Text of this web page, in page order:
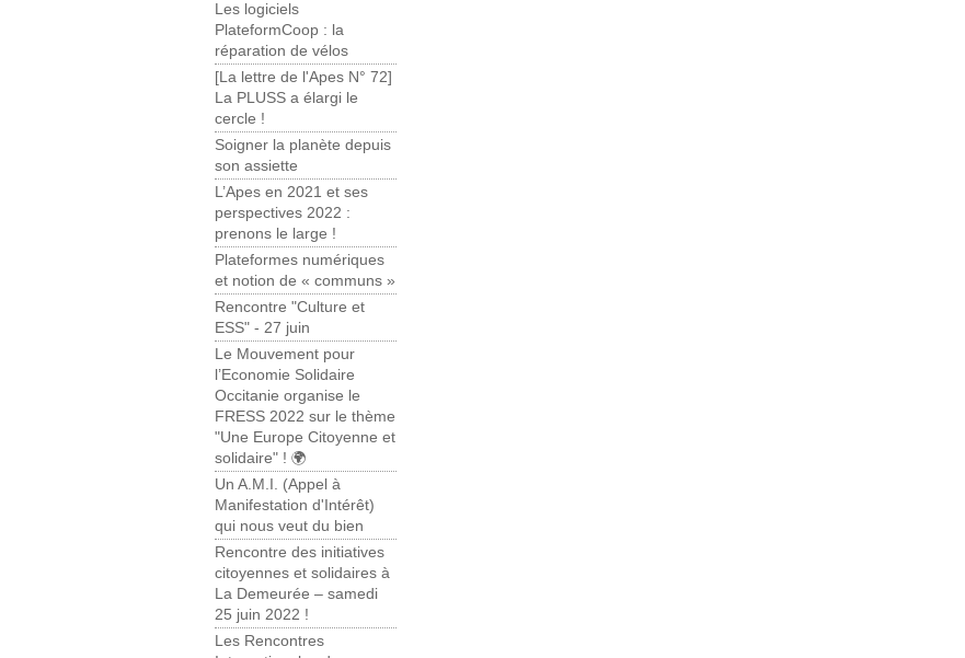
Les logiciels
PlateformCoop : la
réparation de vélos
[La lettre de l'Apes N° 72]
La PLUSS a élargi le
cercle !
Soigner la planète depuis
son assiette
L’Apes en 2021 et ses
perspectives 2022 :
prenons le large !
Plateformes numériques
et notion de « communs »
Rencontre "Culture et
ESS" - 27 juin
Le Mouvement pour
l’Economie Solidaire
Occitanie organise le
FRESS 2022 sur le thème
"Une Europe Citoyenne et
solidaire" ! 🌍
Un A.M.I. (Appel à
Manifestation d'Intérêt)
qui nous veut du bien
Rencontre des initiatives
citoyennes et solidaires à
La Demeurée – samedi
25 juin 2022 !
Les Rencontres